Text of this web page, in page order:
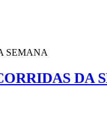
SEMANA
DA